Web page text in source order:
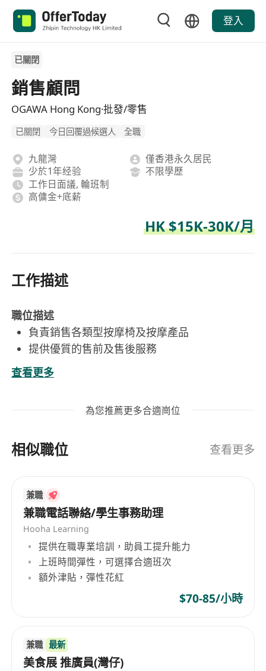
登入
已關閉
銷售顧問
OGAWA Hong Kong·批發/零售
已關閉 今日回覆過候選人 全職
九龍灣
僅香港永久居民
少於1年经验
不限學歷
工作日面議, 輪班制
高傭金+底薪
HK $15K-30K/月
工作描述
職位描述
負責銷售各類型按摩椅及按摩產品
提供優質的售前及售後服務
良好溝通技巧、有責任感
積極主動、熱誠有禮
有銷售經驗優先
出勤津貼、加班津貼
需要輪班工作
員工購物優惠
員工醫療福利
專業在職培訓、良好晉升機會
新人首3個月包薪
優厚佣金、銷售獎金
查看更多
為您推薦更多合適崗位
相似職位 查看更多
兼職
兼職電話聯絡/學生事務助理
Hooha Learning
提供在職專業培訓，助員工提升能力
上班時間彈性，可選擇合適班次
額外津貼，彈性花紅
$70-85/小時
兼職 最新
美食展 推廣員(灣仔)